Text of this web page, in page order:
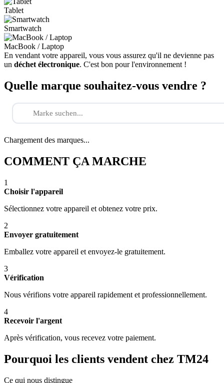
Tablet
Smartwatch
MacBook / Laptop
En vendant votre appareil, vous vous assurez qu'il ne devienne pas
un déchet électronique. C'est bon pour l'environnement !
Quelle marque souhaitez-vous vendre ?
Chargement des marques...
COMMENT ÇA MARCHE
1
Choisir l'appareil
Sélectionnez votre appareil et obtenez votre prix.
2
Envoyer gratuitement
Emballez votre appareil et envoyez-le gratuitement.
3
Vérification
Nous vérifions votre appareil rapidement et professionnellement.
4
Recevoir l'argent
Après vérification, vous recevez votre paiement.
Pourquoi les clients vendent chez TM24
Ce qui nous distingue